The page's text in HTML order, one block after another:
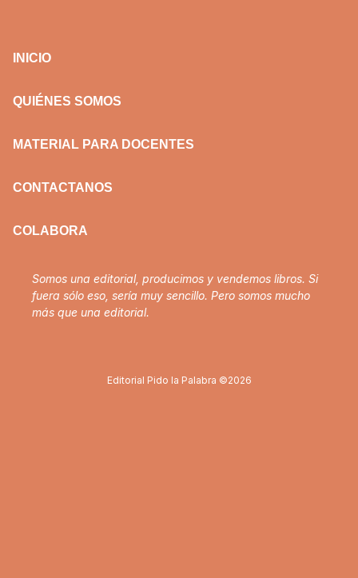
INICIO
QUIÉNES SOMOS
MATERIAL PARA DOCENTES
CONTACTANOS
COLABORA
Somos una editorial, producimos y vendemos libros. Si
fuera sólo eso, sería muy sencillo. Pero somos mucho
más que una editorial.
Editorial Pido la Palabra ©2026